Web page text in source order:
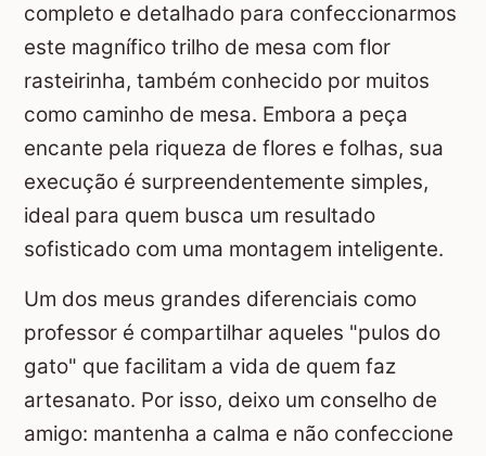
completo e detalhado para confeccionarmos
este magnífico trilho de mesa com flor
rasteirinha, também conhecido por muitos
como caminho de mesa. Embora a peça
encante pela riqueza de flores e folhas, sua
execução é surpreendentemente simples,
ideal para quem busca um resultado
sofisticado com uma montagem inteligente.
Um dos meus grandes diferenciais como
professor é compartilhar aqueles "pulos do
gato" que facilitam a vida de quem faz
artesanato. Por isso, deixo um conselho de
amigo: mantenha a calma e não confeccione